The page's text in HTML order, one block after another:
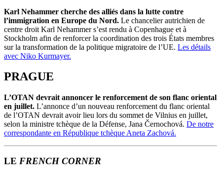
Karl Nehammer cherche des alliés dans la lutte contre
l’immigration en Europe du Nord. Le chancelier autrichien de
centre droit Karl Nehammer s’est rendu à Copenhague et à
Stockholm afin de renforcer la coordination des trois États membres
sur la transformation de la politique migratoire de l’UE. Les détails
avec Niko Kurmayer.
PRAGUE
L’OTAN devrait annoncer le renforcement de son flanc oriental
en juillet. L’annonce d’un nouveau renforcement du flanc oriental
de l’OTAN devrait avoir lieu lors du sommet de Vilnius en juillet,
selon la ministre tchèque de la Défense, Jana Černochová. De notre
correspondante en République tchèque Aneta Zachová.
LE FRENCH CORNER